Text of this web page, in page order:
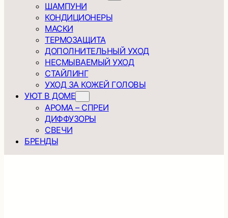
ШАМПУНИ
КОНДИЦИОНЕРЫ
МАСКИ
ТЕРМОЗАЩИТА
ДОПОЛНИТЕЛЬНЫЙ УХОД
НЕСМЫВАЕМЫЙ УХОД
СТАЙЛИНГ
УХОД ЗА КОЖЕЙ ГОЛОВЫ
УЮТ В ДОМЕ
АРОМА – СПРЕИ
ДИФФУЗОРЫ
СВЕЧИ
БРЕНДЫ